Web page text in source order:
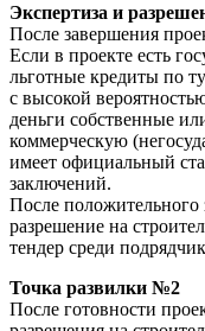
Экспертиза и
После завершения
Если в проекте есть
льготные кредиты по
с высокой
деньги собственные
коммерческую
имеет официальный
заключений.
После положительного
разрешение на
тендер среди
Точка развилки №2
После готовности